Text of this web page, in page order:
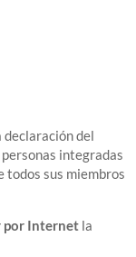
declaración del
integradas
todos sus miembros
por Internet la